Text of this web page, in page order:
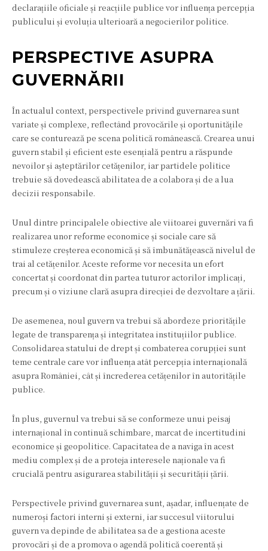
declarațiile oficiale și reacțiile publice vor influența percepția
publicului și evoluția ulterioară a negocierilor politice.
PERSPECTIVE ASUPRA
GUVERNĂRII
În actualul context, perspectivele privind guvernarea sunt
variate și complexe, reflectând provocările și oportunitățile
care se conturează pe scena politică românească. Crearea unui
guvern stabil și eficient este esențială pentru a răspunde
nevoilor și așteptărilor cetățenilor, iar partidele politice
trebuie să dovedească abilitatea de a colabora și de a lua
decizii responsabile.
Unul dintre principalele obiective ale viitoarei guvernări va fi
realizarea unor reforme economice și sociale care să
stimuleze creșterea economică și să îmbunătățească nivelul de
trai al cetățenilor. Aceste reforme vor necesita un efort
concertat și coordonat din partea tuturor actorilor implicați,
precum și o viziune clară asupra direcției de dezvoltare a țării.
De asemenea, noul guvern va trebui să abordeze prioritățile
legate de transparența și integritatea instituțiilor publice.
Consolidarea statului de drept și combaterea corupției sunt
teme centrale care vor influența atât percepția internațională
asupra României, cât și încrederea cetățenilor în autoritățile
publice.
În plus, guvernul va trebui să se conformeze unui peisaj
internațional în continuă schimbare, marcat de incertitudini
economice și geopolitice. Capacitatea de a naviga în acest
mediu complex și de a proteja interesele naționale va fi
crucială pentru asigurarea stabilității și securității țării.
Perspectivele privind guvernarea sunt, așadar, influențate de
numeroși factori interni și externi, iar succesul viitorului
guvern va depinde de abilitatea sa de a gestiona aceste
provocări și de a promova o agendă politică coerentă și